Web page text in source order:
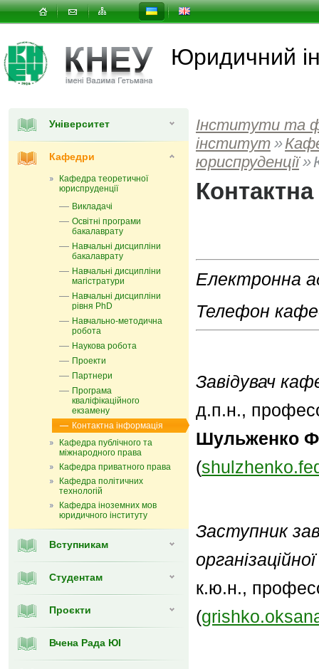
Юридичний
Університет
Кафедри
Кафедра теоретичної
юриспруденції
Викладачі
Освітні програми
бакалаврату
Навчальні дисципліни
бакалаврату
Навчальні дисципліни
магістратури
Навчальні дисципліни
рівня PhD
Навчально-методична
робота
Наукова робота
Проекти
Партнери
Програма
кваліфікаційного
екзамену
Контактна інформація
Кафедра публічного та
міжнародного права
Кафедра приватного права
Кафедра політичних
технологій
Кафедра іноземних мов
юридичного інституту
Вступникам
Студентам
Проєкти
Вчена Рада ЮІ
Інститути та
інститут »
юриспруденції »
Електронна
Телефон
Завідувач
д.п.н.,
Шульженко
(
Заступник
к.ю.н.,
(